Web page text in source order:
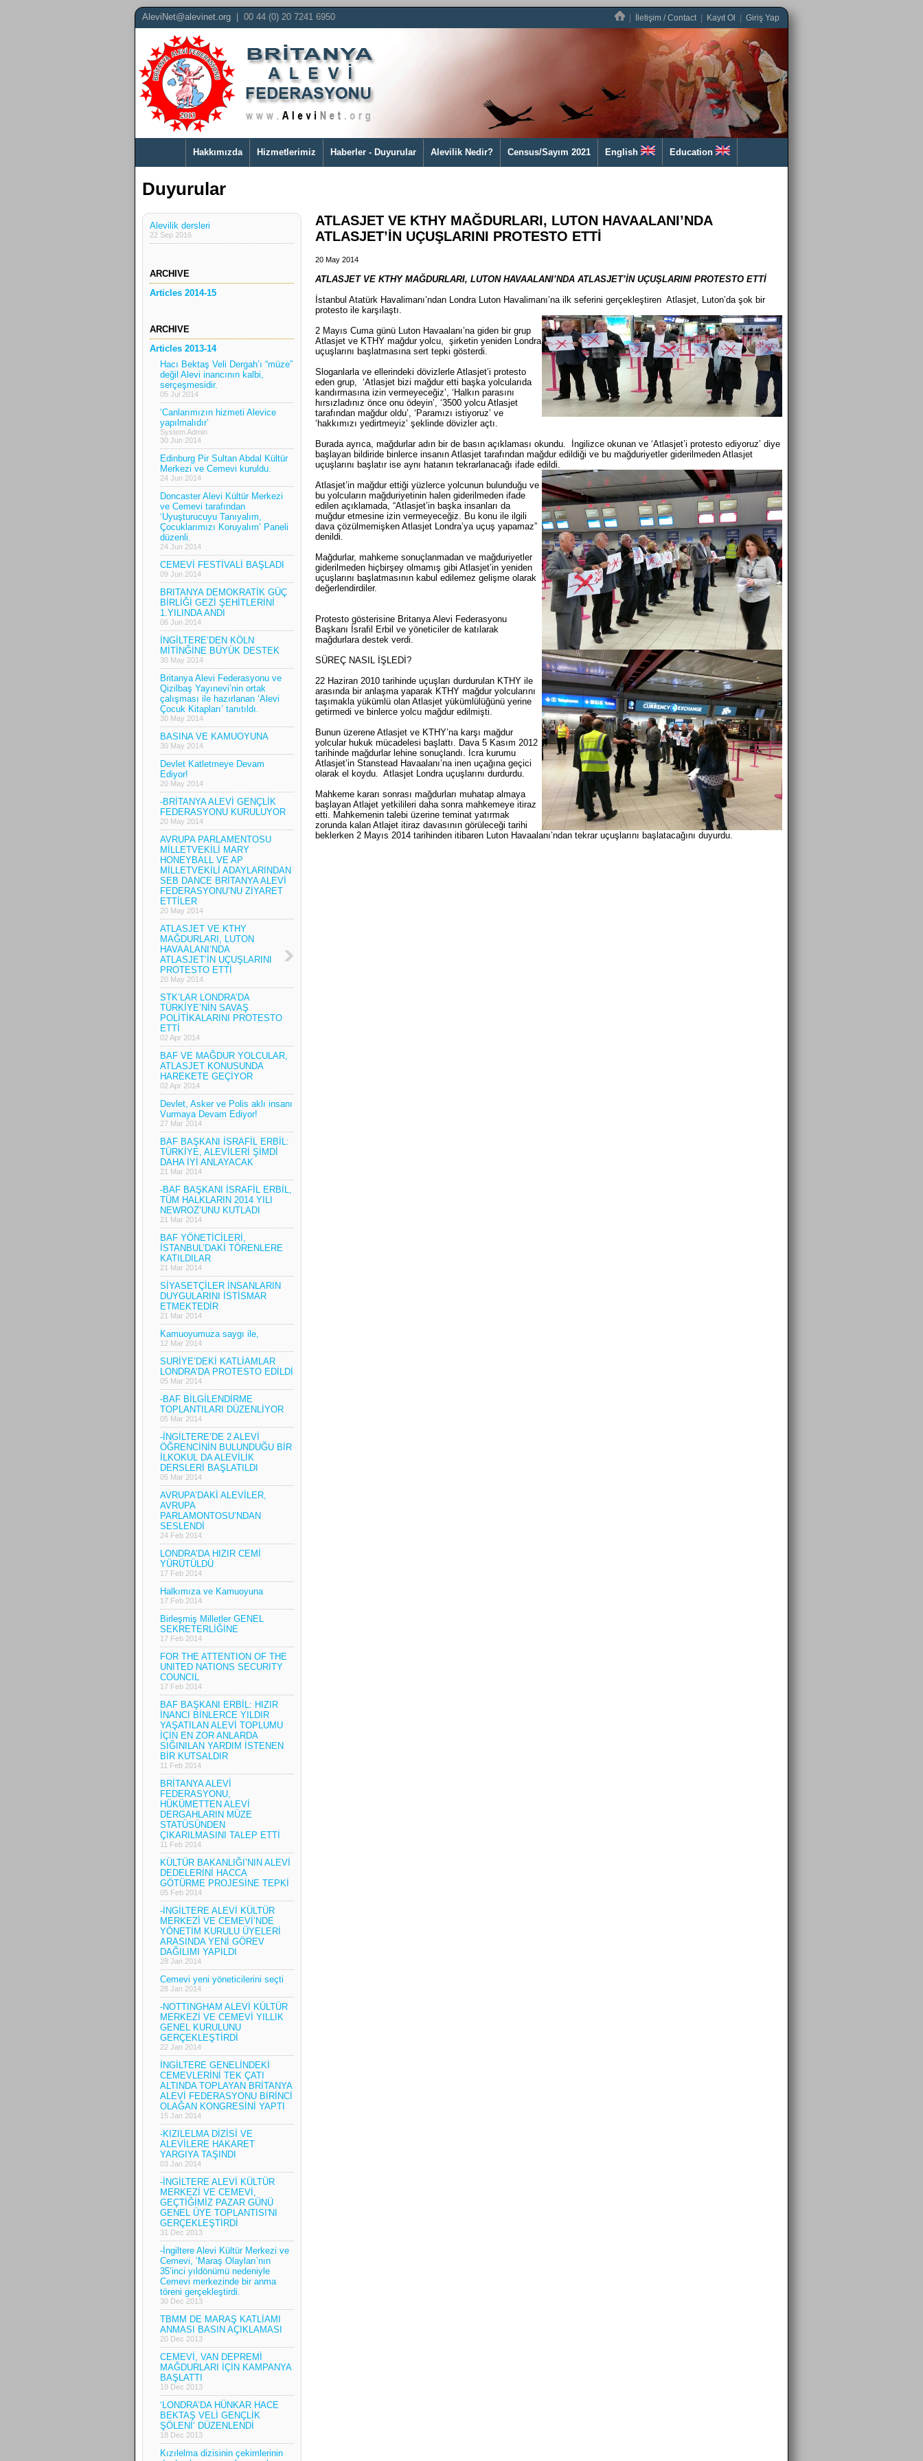
AleviNet@alevinet.org | 00 44 (0) 20 7241 6950 İletişim / Contact| Kayıt Ol Giriş Yap
Hakkımızda Hizmetlerimiz Haberler - Duyurular Alevilik Nedir? Census/Sayım 2021 English Education
Duyurular
Alevilik dersleri
22 Sep 2016
ARCHIVE
Articles 2014-15
ARCHIVE
Articles 2013-14
Hacı Bektaş Veli Dergah’ı “müze”
değil Alevi inancının kalbi,
serçeşmesidir.
05 Jul 2014
‘Canlarımızın hizmeti Alevice
yapılmalıdır’
System Admin
30 Jun 2014
Edinburg Pir Sultan Abdal Kültür
Merkezi ve Cemevi kuruldu.
24 Jun 2014
Doncaster Alevi Kültür Merkezi
ve Cemevi tarafından
‘Uyuşturucuyu Tanıyalım,
Çocuklarımızı Koruyalım’ Paneli
düzenli.
24 Jun 2014
CEMEVİ FESTİVALİ BAŞLADI
09 Jun 2014
BRITANYA DEMOKRATİK GÜÇ
BİRLİĞİ GEZİ ŞEHİTLERİNİ
1.YILINDA ANDI
06 Jun 2014
İNGİLTERE’DEN KÖLN
MİTİNĞİNE BÜYÜK DESTEK
30 May 2014
Britanya Alevi Federasyonu ve
Qizilbaş Yayınevi’nin ortak
çalışması ile hazırlanan ‘Alevi
Çocuk Kitapları’ tanıtıldı.
30 May 2014
BASINA VE KAMUOYUNA
30 May 2014
Devlet Katletmeye Devam
Ediyor!
20 May 2014
-BRİTANYA ALEVİ GENÇLİK
FEDERASYONU KURULUYOR
20 May 2014
AVRUPA PARLAMENTOSU
MİLLETVEKİLİ MARY
HONEYBALL VE AP
MİLLETVEKİLİ ADAYLARINDAN
SEB DANCE BRİTANYA ALEVİ
FEDERASYONU’NU ZİYARET
ETTİLER
20 May 2014
ATLASJET VE KTHY
MAĞDURLARI, LUTON
HAVAALANI’NDA
ATLASJET’İN UÇUŞLARINI
PROTESTO ETTİ
20 May 2014
STK’LAR LONDRA’DA
TÜRKİYE’NİN SAVAŞ
POLİTİKALARINI PROTESTO
ETTİ
02 Apr 2014
BAF VE MAĞDUR YOLCULAR,
ATLASJET KONUSUNDA
HAREKETE GEÇİYOR
02 Apr 2014
Devlet, Asker ve Polis aklı insanı
Vurmaya Devam Ediyor!
27 Mar 2014
BAF BAŞKANI İSRAFİL ERBİL:
TÜRKİYE, ALEVİLERİ ŞİMDİ
DAHA İYİ ANLAYACAK
21 Mar 2014
-BAF BAŞKANI İSRAFİL ERBİL,
TÜM HALKLARIN 2014 YILI
NEWROZ’UNU KUTLADI
21 Mar 2014
BAF YÖNETİCİLERİ,
İSTANBUL’DAKİ TÖRENLERE
KATILDILAR
21 Mar 2014
SİYASETÇİLER İNSANLARIN
DUYGULARINI İSTİSMAR
ETMEKTEDİR
21 Mar 2014
Kamuoyumuza saygı ile,
12 Mar 2014
SURİYE’DEKİ KATLİAMLAR
LONDRA’DA PROTESTO EDİLDİ
05 Mar 2014
-BAF BİLGİLENDİRME
TOPLANTILARI DÜZENLİYOR
05 Mar 2014
-İNGİLTERE’DE 2 ALEVİ
ÖĞRENCİNİN BULUNDUĞU BİR
İLKOKUL DA ALEVİLİK
DERSLERİ BAŞLATILDI
05 Mar 2014
AVRUPA’DAKİ ALEVİLER,
AVRUPA
PARLAMONTOSU’NDAN
SESLENDİ
24 Feb 2014
LONDRA’DA HIZIR CEMİ
YÜRÜTÜLDÜ
17 Feb 2014
Halkımıza ve Kamuoyuna
17 Feb 2014
Birleşmiş Milletler GENEL
SEKRETERLİĞİNE
17 Feb 2014
FOR THE ATTENTION OF THE
UNITED NATIONS SECURITY
COUNCIL
17 Feb 2014
BAF BAŞKANI ERBİL: HIZIR
İNANCI BİNLERCE YILDIR
YAŞATILAN ALEVİ TOPLUMU
İÇİN EN ZOR ANLARDA
SIĞINILAN YARDIM İSTENEN
BİR KUTSALDIR
11 Feb 2014
BRİTANYA ALEVİ
FEDERASYONU,
HÜKÜMETTEN ALEVİ
DERGAHLARIN MÜZE
STATÜSÜNDEN
ÇIKARILMASINI TALEP ETTİ
11 Feb 2014
KÜLTÜR BAKANLIĞI’NIN ALEVİ
DEDELERİNİ HACCA
GÖTÜRME PROJESİNE TEPKİ
05 Feb 2014
-İNGİLTERE ALEVİ KÜLTÜR
MERKEZİ VE CEMEVİ’NDE
YÖNETİM KURULU ÜYELERİ
ARASINDA YENİ GÖREV
DAĞILIMI YAPILDI
28 Jan 2014
Cemevi yeni yöneticilerini seçti
28 Jan 2014
-NOTTINGHAM ALEVİ KÜLTÜR
MERKEZİ VE CEMEVİ YILLIK
GENEL KURULUNU
GERÇEKLEŞTİRDİ
22 Jan 2014
İNGİLTERE GENELİNDEKİ
CEMEVLERİNİ TEK ÇATI
ALTINDA TOPLAYAN BRİTANYA
ALEVİ FEDERASYONU BİRİNCİ
OLAĞAN KONGRESİNİ YAPTI
15 Jan 2014
-KIZILELMA DİZİSİ VE
ALEVİLERE HAKARET
YARGIYA TAŞINDI
03 Jan 2014
-İNGİLTERE ALEVİ KÜLTÜR
MERKEZİ VE CEMEVİ,
GEÇTİĞİMİZ PAZAR GÜNÜ
GENEL ÜYE TOPLANTISI'NI
GERÇEKLEŞTİRDİ
31 Dec 2013
-İngiltere Alevi Kültür Merkezi ve
Cemevi, ‘Maraş Olayları’nın
35’inci yıldönümü nedeniyle
Cemevi merkezinde bir anma
töreni gerçekleştirdi.
30 Dec 2013
TBMM DE MARAŞ KATLİAMI
ANMASI BASIN AÇIKLAMASI
20 Dec 2013
CEMEVİ, VAN DEPREMİ
MAĞDURLARI İÇİN KAMPANYA
BAŞLATTI
19 Dec 2013
‘LONDRA’DA HÜNKAR HACE
BEKTAŞ VELİ GENÇLİK
ŞÖLENİ’ DÜZENLENDİ
18 Dec 2013
Kızılelma dizisinin çekimlerinin
ATLASJET VE KTHY MAĞDURLARI, LUTON HAVAALANI’NDA
ATLASJET’İN UÇUŞLARINI PROTESTO ETTİ
20 May 2014
ATLASJET VE KTHY MAĞDURLARI, LUTON HAVAALANI’NDA ATLASJET’İN UÇUŞLARINI PROTESTO ETTİ
İstanbul Atatürk Havalimanı’ndan Londra Luton Havalimanı’na ilk seferini gerçekleştiren Atlasjet, Luton’da şok bir
protesto ile karşılaştı.
2 Mayıs Cuma günü Luton Havaalanı’na giden bir grup
Atlasjet ve KTHY mağdur yolcu, şirketin yeniden Londra
uçuşlarını başlatmasına sert tepki gösterdi.
Sloganlarla ve ellerindeki dövizlerle Atlasjet’i protesto
eden grup, ‘Atlasjet bizi mağdur etti başka yolcularıda
kandırmasına izin vermeyeceğiz’, ‘Halkın parasını
hırsızladınız önce onu ödeyin’, ‘3500 yolcu Atlasjet
tarafından mağdur oldu’, ‘Paramızı istiyoruz’ ve
‘hakkımızı yedirtmeyiz’ şeklinde dövizler açtı.
Burada ayrıca, mağdurlar adın bir de basın açıklaması okundu. İngilizce okunan ve ‘Atlasjet’i protesto ediyoruz’ diye
başlayan bildiride binlerce insanın Atlasjet tarafından mağdur edildiği ve bu mağduriyetler giderilmeden Atlasjet
uçuşlarını başlatır ise aynı hatanın tekrarlanacağı ifade edildi.
Atlasjet’in mağdur ettiği yüzlerce yolcunun bulunduğu ve
bu yolcuların mağduriyetinin halen giderilmeden ifade
edilen açıklamada, “Atlasjet’in başka insanları da
muğdur etmesine izin vermeyeceğiz. Bu konu ile ilgili
dava çözülmemişken Atlasjet Londra’ya uçuş yapamaz”
denildi.
Mağdurlar, mahkeme sonuçlanmadan ve mağduriyetler
giderilmeden hiçbirşey olmamış gibi Atlasjet’in yeniden
uçuşlarını başlatmasının kabul edilemez gelişme olarak
değerlendirdiler.
Protesto gösterisine Britanya Alevi Federasyonu
Başkanı İsrafil Erbil ve yöneticiler de katılarak
mağdurlara destek verdi.
SÜREÇ NASIL İŞLEDİ?
22 Haziran 2010 tarihinde uçuşları durdurulan KTHY ile
arasında bir anlaşma yaparak KTHY mağdur yolcularını
taşımakla yükümlü olan Atlasjet yükümlülüğünü yerine
getirmedi ve binlerce yolcu mağdur edilmişti.
Bunun üzerene Atlasjet ve KTHY’na karşı mağdur
yolcular hukuk mücadelesi başlattı. Dava 5 Kasım 2012
tarihinde mağdurlar lehine sonuçlandı. İcra kurumu
Atlasjet’in Stanstead Havaalanı’na inen uçağına geçici
olarak el koydu. Atlasjet Londra uçuşlarını durdurdu.
Mahkeme kararı sonrası mağdurları muhatap almaya
başlayan Atlajet yetkilileri daha sonra mahkemeye itiraz
etti. Mahkemenin talebi üzerine teminat yatırmak
zorunda kalan Atlajet itiraz davasının görüleceği tarihi
beklerken 2 Mayıs 2014 tarihinden itibaren Luton Havaalanı’ndan tekrar uçuşlarını başlatacağını duyurdu.